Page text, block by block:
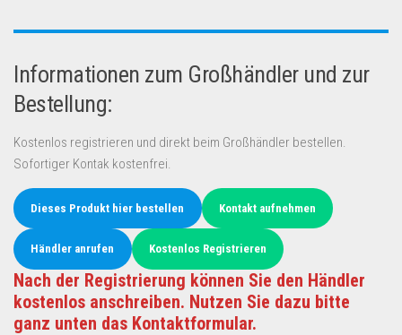
Informationen zum Großhändler und zur
Bestellung:
Kostenlos registrieren und direkt beim Großhändler bestellen.
Sofortiger Kontak kostenfrei.
Dieses Produkt hier bestellen Kontakt aufnehmen
Händler anrufen Kostenlos Registrieren
Nach der Registrierung können Sie den Händler
kostenlos anschreiben. Nutzen Sie dazu bitte
ganz unten das Kontaktformular.